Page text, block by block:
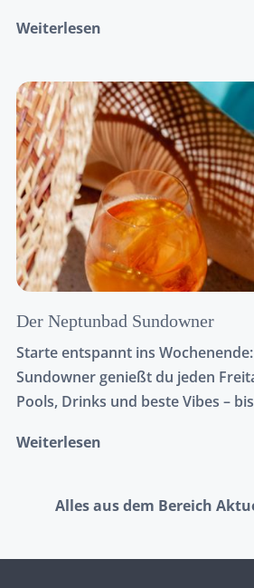
Weiterlesen
Der Neptunbad Sundowner
Starte entspannt ins
Sundowner genießt du jeden
Pools, Drinks und beste Vibes –
Weiterlesen
Alles aus dem Bereich